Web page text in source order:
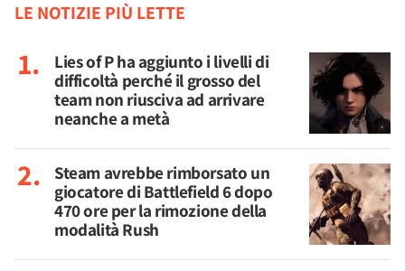
LE NOTIZIE PIÙ LETTE
Lies of P ha aggiunto i livelli di
difficoltà perché il grosso del
team non riusciva ad arrivare
neanche a metà
Steam avrebbe rimborsato un
giocatore di Battlefield 6 dopo
470 ore per la rimozione della
modalità Rush